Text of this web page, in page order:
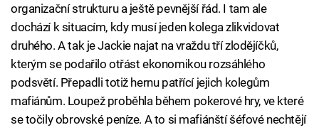
organizační strukturu a ještě pevnější řád. I tam ale
dochází k situacím, kdy musí jeden kolega zlikvidovat
druhého. A tak je Jackie najat na vraždu tří zlodějíčků,
kterým se podařilo otřást ekonomikou rozsáhlého
podsvětí. Přepadli totiž hernu patřící jejich kolegům
mafiánům. Loupež proběhla během pokerové hry, ve které
se točily obrovské peníze. A to si mafiánští šéfové nechtějí